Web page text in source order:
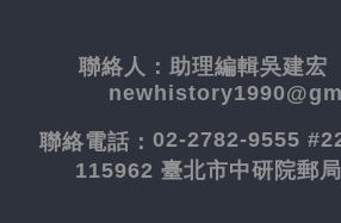
聯絡人： 助理編輯吳建
聯絡電話： 02-2782-9555
115962 臺北市中研院郵